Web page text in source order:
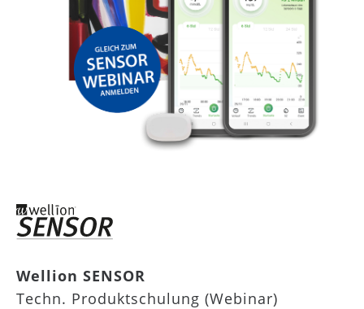
Wellion SENSOR
Techn. Produktschulung (Webinar)